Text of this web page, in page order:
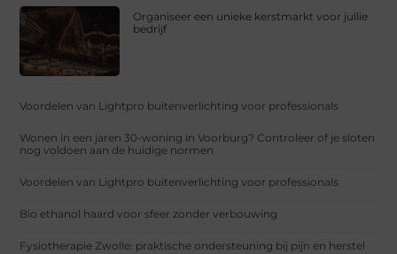
Organiseer een unieke kerstmarkt voor jullie
bedrijf
Voordelen van Lightpro buitenverlichting voor professionals
Wonen in een jaren 30-woning in Voorburg? Controleer of je sloten
nog voldoen aan de huidige normen
Voordelen van Lightpro buitenverlichting voor professionals
Bio ethanol haard voor sfeer zonder verbouwing
Fysiotherapie Zwolle: praktische ondersteuning bij pijn en herstel